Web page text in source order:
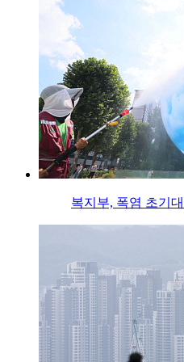
복지부, 폭염 초기